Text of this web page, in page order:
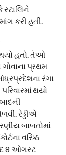
કરી હતી.
થયો હતો. તેઓ
ગોવાના પ્રથમ
રંગા
થયો
રેડ્ડીએ
બાબતોમાં
વરિષ્ઠ
8 ઓગસ્ટ